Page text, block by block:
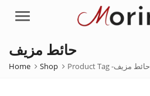
Menu
حائط مزيف
Home Shop Product Tag -حائط مزيف